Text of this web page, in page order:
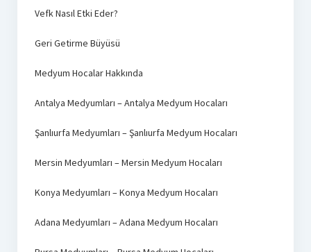
Vefk Nasıl Etki Eder?
Geri Getirme Büyüsü
Medyum Hocalar Hakkında
Antalya Medyumları – Antalya Medyum Hocaları
Şanlıurfa Medyumları – Şanlıurfa Medyum Hocaları
Mersin Medyumları – Mersin Medyum Hocaları
Konya Medyumları – Konya Medyum Hocaları
Adana Medyumları – Adana Medyum Hocaları